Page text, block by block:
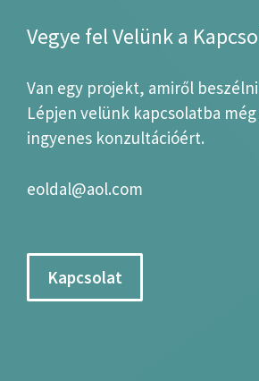
Vegye fel Velünk a
Van egy projekt, amiről
Lépjen velünk kapcsolatba
ingyenes konzultációért.
eoldal@aol.com
Kapcsolat